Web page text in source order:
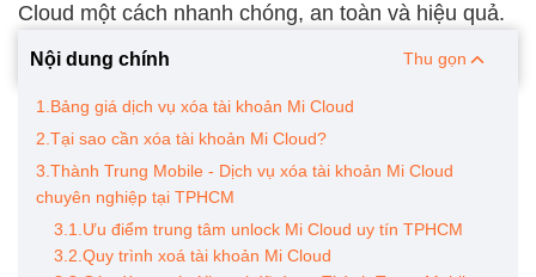
Cloud một cách nhanh chóng, an toàn và hiệu quả.
Nội dung chính Thu gọn
1.Bảng giá dịch vụ xóa tài khoản Mi Cloud
2.Tại sao cần xóa tài khoản Mi Cloud?
3.Thành Trung Mobile - Dịch vụ xóa tài khoản Mi Cloud
chuyên nghiệp tại TPHCM
3.1.Ưu điểm trung tâm unlock Mi Cloud uy tín TPHCM
3.2.Quy trình xoá tài khoản Mi Cloud